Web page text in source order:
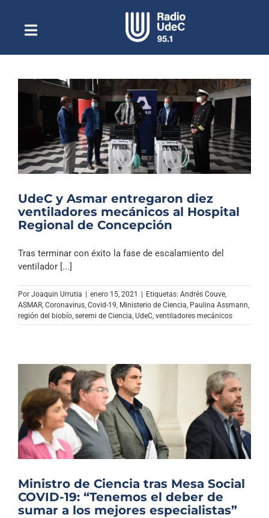
contenidoToggle
NavigationEscuchar Radio UdeC en vivo
Quiénes Somos
Programación
Podcast
Noticias
Columnas
Música Clásica
Especiales
UdeC y Asmar entregaron diez
ventiladores mecánicos al Hospital
Regional de Concepción
Tras terminar con éxito la fase de escalamiento del
ventilador [...]
Por Joaquin Urrutia | enero 15, 2021 | Etiquetas: Andrés Couve
ASMAR Coronavirus Covid-19 Ministerio de Ciencia Paulina Assmann
región del biobío seremi de Ciencia UdeC ventiladores mecánicos
Ministro de Ciencia tras Mesa Social
COVID-19: “Tenemos el deber de
sumar a los mejores especialistas”